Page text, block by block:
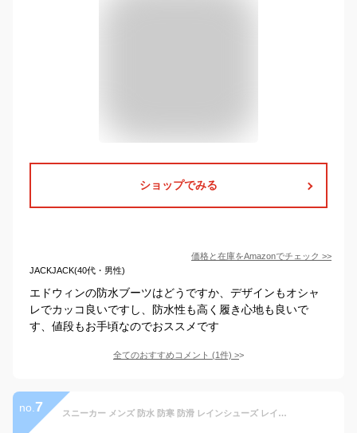
ショップでみる
価格と在庫をAmazonでチェック >>
JACKJACK(40代・男性)
エドウィンの防水ブーツはどうですか、デザインもオシャ
レでカッコ良いですし、防水性も高く履き心地も良いで
す、値段もお手頃なのでおススメです
全てのおすすめコメント (1件) >
no. 7 スニーカー メンズ 防水 防寒 防滑 レインシューズ レインブーツ ブーツ 白 ハイカット 雪 雨 長靴 厚底 大きいサイズ 29cm迄 edwin メンズシューズ 靴靴パワー